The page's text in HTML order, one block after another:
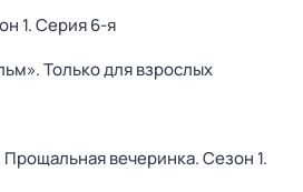
1. Серия 6-я
Только для взрослых
Прощальная вечеринка. Сезон 1.